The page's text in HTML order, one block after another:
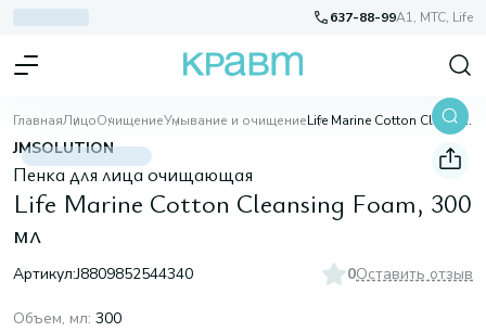
637-88-99A1, МТС, Life
ГлавнаяЛицоОчищениеУмывание и очищение Life Marine Cotton Cleansing Foam, 300 мл
JMSOLUTION
Пенка для лица очищающая
Life Marine Cotton Cleansing Foam, 300
мл
Артикул:J8809852544340 0Оставить отзыв
Объем, мл: 300